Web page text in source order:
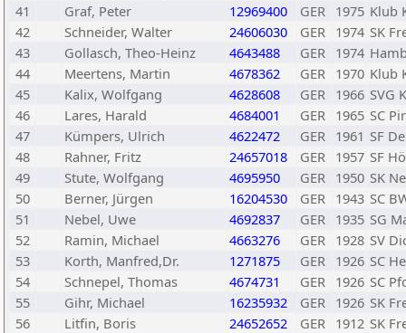
41
Graf, Peter 12969400 GER 1975 Klub
42
Schneider, Walter 24606030 GER 1974 SK
43
Gollasch, Theo-Heinz 4643488 GER 1974
44
Meertens, Martin 4678362 GER 1970 Klub
45
Kalix, Wolfgang 4628608 GER 1966 SVG
46
Lares, Harald 4684001 GER 1965 SC
47
Kümpers, Ulrich 4622472 GER 1961 SF
48
Rahner, Fritz 24657018 GER 1957 SF
49
Stute, Wolfgang 4695950 GER 1950 SK
50
Berner, Jürgen 16204530 GER 1943 SC
51
Nebel, Uwe 4692837 GER 1935 SG
52
Ramin, Michael 4663276 GER 1928 SV
53
Korth, Manfred,Dr. 1271875 GER 1926 SC
54
Schnepel, Thomas 4674731 GER 1926 SC
55
Gihr, Michael 16235932 GER 1926 SK
56
Litfin, Boris 24652652 GER 1912 SK